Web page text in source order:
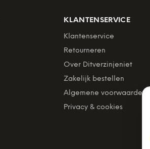
KLANTENSERVICE
Klantenservice
Retourneren
Over Ditverzinjeniet
Zakelijk bestellen
Algemene voorwaarden
Privacy & cookies